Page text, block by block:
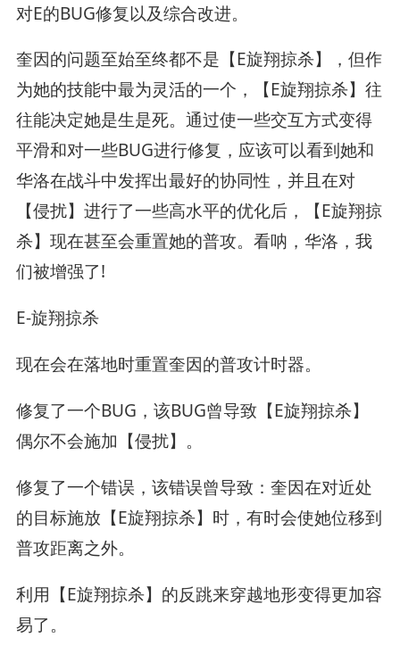
对E的BUG修复以及综合改进。
奎因的问题至始至终都不是【E旋翔掠杀】，但作
为她的技能中最为灵活的一个，【E旋翔掠杀】往
往能决定她是生是死。通过使一些交互方式变得
平滑和对一些BUG进行修复，应该可以看到她和
华洛在战斗中发挥出最好的协同性，并且在对
【侵扰】进行了一些高水平的优化后，【E旋翔掠
杀】现在甚至会重置她的普攻。看呐，华洛，我
们被增强了!
E-旋翔掠杀
现在会在落地时重置奎因的普攻计时器。
修复了一个BUG，该BUG曾导致【E旋翔掠杀】
偶尔不会施加【侵扰】。
修复了一个错误，该错误曾导致：奎因在对近处
的目标施放【E旋翔掠杀】时，有时会使她位移到
普攻距离之外。
利用【E旋翔掠杀】的反跳来穿越地形变得更加容
易了。